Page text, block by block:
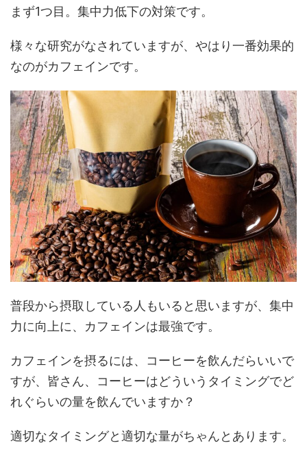
まず1つ目。集中力低下の対策です。
様々な研究がなされていますが、やはり一番効果的
なのがカフェインです。
普段から摂取している人もいると思いますが、集中
力に向上に、カフェインは最強です。
カフェインを摂るには、コーヒーを飲んだらいいで
すが、皆さん、コーヒーはどういうタイミングでど
れぐらいの量を飲んでいますか？
適切なタイミングと適切な量がちゃんとあります。